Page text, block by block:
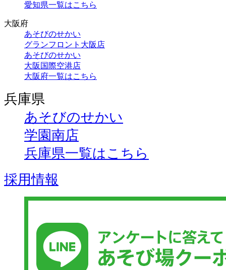
愛知県一覧はこちら
大阪府
あそびのせかい
グランフロント大阪店
あそびのせかい
大阪国際空港店
大阪府一覧はこちら
兵庫県
あそびのせかい
学園南店
兵庫県一覧はこちら
採用情報